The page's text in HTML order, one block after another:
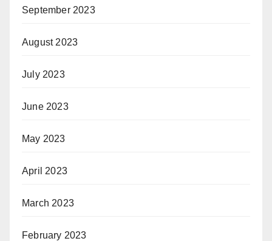
September 2023
August 2023
July 2023
June 2023
May 2023
April 2023
March 2023
February 2023